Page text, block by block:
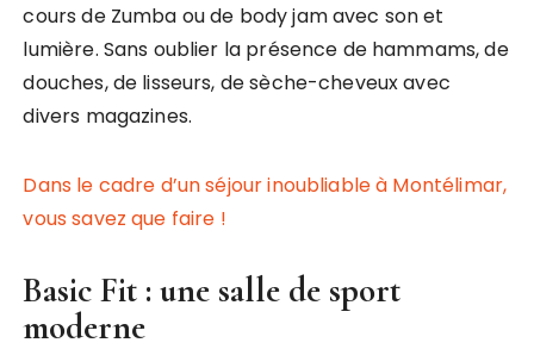
cours de Zumba ou de body jam avec son et
lumière. Sans oublier la présence de hammams, de
douches, de lisseurs, de sèche-cheveux avec
divers magazines.
Dans le cadre d’un séjour inoubliable à Montélimar,
vous savez que faire !
Basic Fit : une salle de sport
moderne